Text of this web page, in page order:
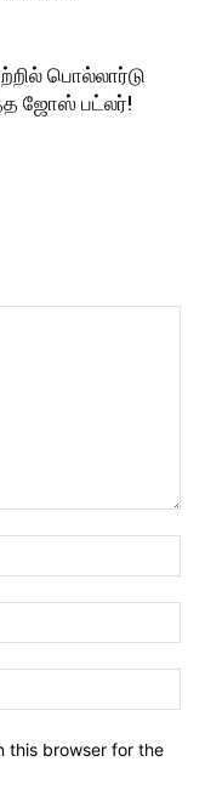
பொல்லார்டு
ஜோஸ் பட்லர்!
this browser for the